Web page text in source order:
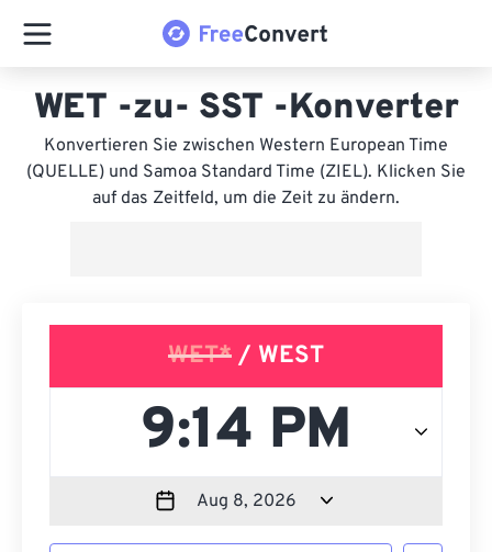
WET -zu- SST -Konverter
Konvertieren Sie zwischen Western European Time
(QUELLE) und Samoa Standard Time (ZIEL). Klicken Sie
auf das Zeitfeld, um die Zeit zu ändern.
WET* / WEST